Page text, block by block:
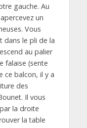
gauche. Au
un
Vous
dans le pli de la
au palier
falaise (sente
ce balcon, il y a
des
Il vous
la droite
la table